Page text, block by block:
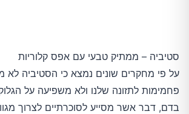
סטיביה – ממתיק טבעי עם אפס קלוריות
על פי מחקרים שונים נמצא כי הסטיביה לא
פחמימות לתזונה שלנו ולא משפיעה על
בדם, דבר אשר מסייע לסוכרתיים לצרוך